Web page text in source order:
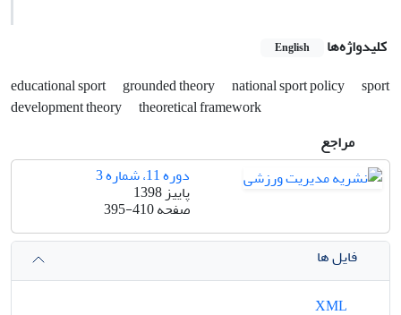
کلیدواژه‌ها English
educational sport grounded theory national sport policy
sport
development theory
theoretical framework
مراجع
دوره 11، شماره 3
پاییز 1398
صفحه395-410
فایل ها